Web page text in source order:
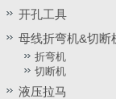
开孔工具
母线折弯机&切断
折弯机
切断机
液压拉马